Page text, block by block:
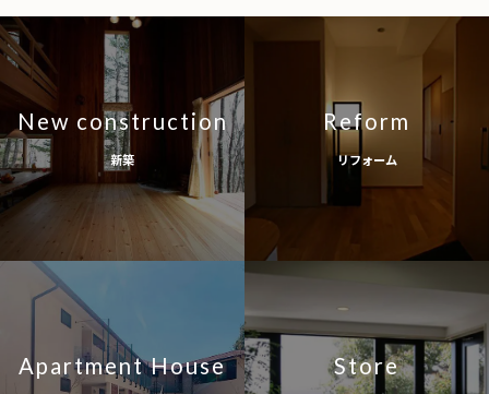
New construction
新築
Reform
リフォーム
Apartment House Store